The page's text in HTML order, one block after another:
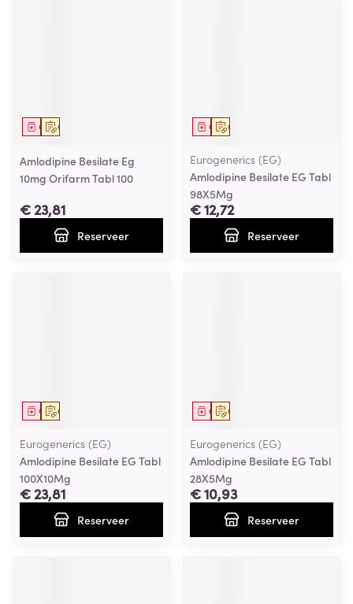
Op voorschrift
Geneesmiddel
Amlodipine Besilate Eg
10mg Orifarm Tabl 100
€ 23,81
Reserveer
Op voorschrift
Geneesmiddel
Eurogenerics (EG)
Amlodipine Besilate EG Tabl
98X5Mg
€ 12,72
Reserveer
Op voorschrift
Geneesmiddel
Eurogenerics (EG)
Amlodipine Besilate EG Tabl
100X10Mg
€ 23,81
Reserveer
Op voorschrift
Geneesmiddel
Eurogenerics (EG)
Amlodipine Besilate EG Tabl
28X5Mg
€ 10,93
Reserveer